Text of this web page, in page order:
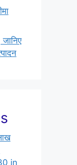
in